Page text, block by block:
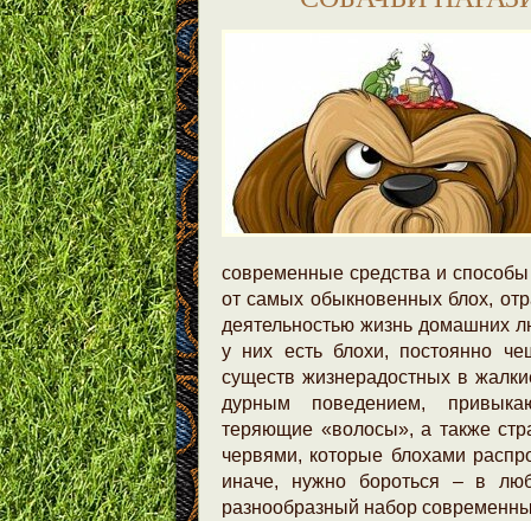
современные средства и
от самых обыкновенных блох,
деятельностью жизнь домашних
у них есть блохи, постоянно
существ жизнерадостных в
дурным поведением,
теряющие «волосы», а также
червями, которые блохами
иначе, нужно бороться – в
разнообразный набор